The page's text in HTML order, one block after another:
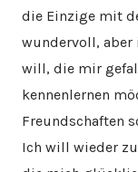
die Einzige mit
wundervoll, aber
will, die mir
kennenlernen
Freundschaften
Ich will wieder